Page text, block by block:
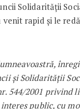
Solidarității
venit rapid și le
și Solidarității
544/2001 privind
public, cu